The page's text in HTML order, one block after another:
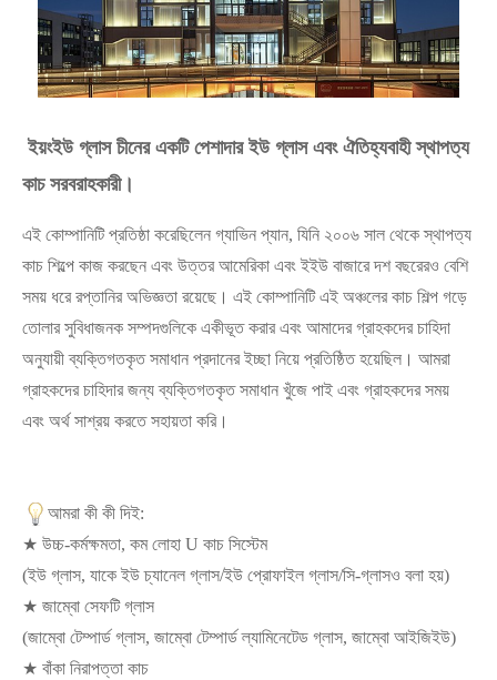
ইয়ংইউ গ্লাস চীনের একটি পেশাদার ইউ গ্লাস এবং ঐতিহ্যবাহী স্থাপত্য
কাচ সরবরাহকারী।
এই কোম্পানিটি প্রতিষ্ঠা করেছিলেন গ্যাভিন প্যান, যিনি ২০০৬ সাল থেকে স্থাপত্য
কাচ শিল্পে কাজ করছেন এবং উত্তর আমেরিকা এবং ইইউ বাজারে দশ বছরেরও বেশি
সময় ধরে রপ্তানির অভিজ্ঞতা রয়েছে। এই কোম্পানিটি এই অঞ্চলের কাচ শিল্প গড়ে
তোলার সুবিধাজনক সম্পদগুলিকে একীভূত করার এবং আমাদের গ্রাহকদের চাহিদা
অনুযায়ী ব্যক্তিগতকৃত সমাধান প্রদানের ইচ্ছা নিয়ে প্রতিষ্ঠিত হয়েছিল। আমরা
গ্রাহকদের চাহিদার জন্য ব্যক্তিগতকৃত সমাধান খুঁজে পাই এবং গ্রাহকদের সময়
এবং অর্থ সাশ্রয় করতে সহায়তা করি।
আমরা কী কী দিই:
★ উচ্চ-কর্মক্ষমতা, কম লোহা U কাচ সিস্টেম
(ইউ গ্লাস, যাকে ইউ চ্যানেল গ্লাস/ইউ প্রোফাইল গ্লাস/সি-গ্লাসও বলা হয়)
★ জাম্বো সেফটি গ্লাস
(জাম্বো টেম্পার্ড গ্লাস, জাম্বো টেম্পার্ড ল্যামিনেটেড গ্লাস, জাম্বো আইজিইউ)
★ বাঁকা নিরাপত্তা কাচ